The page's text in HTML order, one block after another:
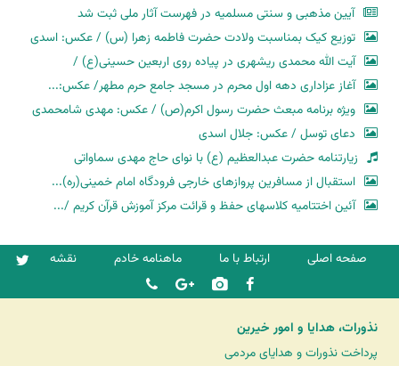
آیین مذهبی و سنتی مسلمیه در فهرست آثار ملی ثبت شد
توزیع کیک بمناسبت ولادت حضرت فاطمه زهرا (س) / عکس: اسدی
آیت الله محمدی ریشهری در پیاده روی اربعین حسینی(ع) /
آغاز عزاداری دهه اول محرم در مسجد جامع حرم مطهر/ عکس:...
ویژه برنامه مبعث حضرت رسول اکرم(ص) / عکس: مهدی شامحمدی
دعای توسل / عکس: جلال اسدی
زیارتنامه حضرت عبدالعظیم (ع) با نوای حاج مهدی سماواتی
استقبال از مسافرین پروازهای خارجی فرودگاه امام خمینی(ره)...
آئین اختتامیه کلاسهای حفظ و قرائت مرکز آموزش قرآن کریم /...
صفحه اصلی ارتباط با ما ماهنامه خادم نقشه
نذورات، هدایا و امور خیرین
پرداخت نذورات و هدایای مردمی